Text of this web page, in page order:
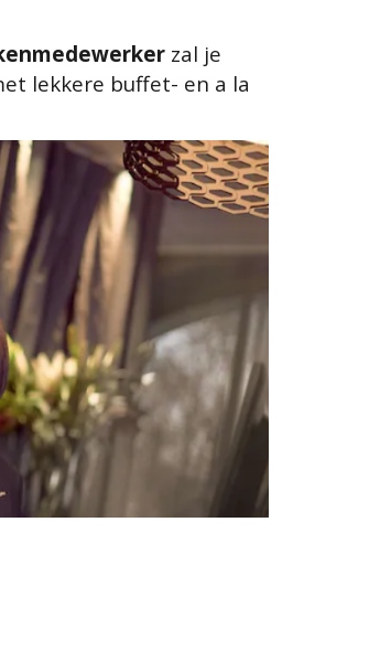
zal je
lekkere buffet- en a la